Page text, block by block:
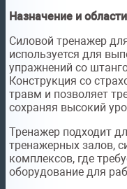
Назначение и
Силовой тренажер
используется для
упражнений со
Конструкция со
травм и позволяет
сохраняя высокий
Тренажер подходит
тренажерных залов,
комплексов, где
оборудование для